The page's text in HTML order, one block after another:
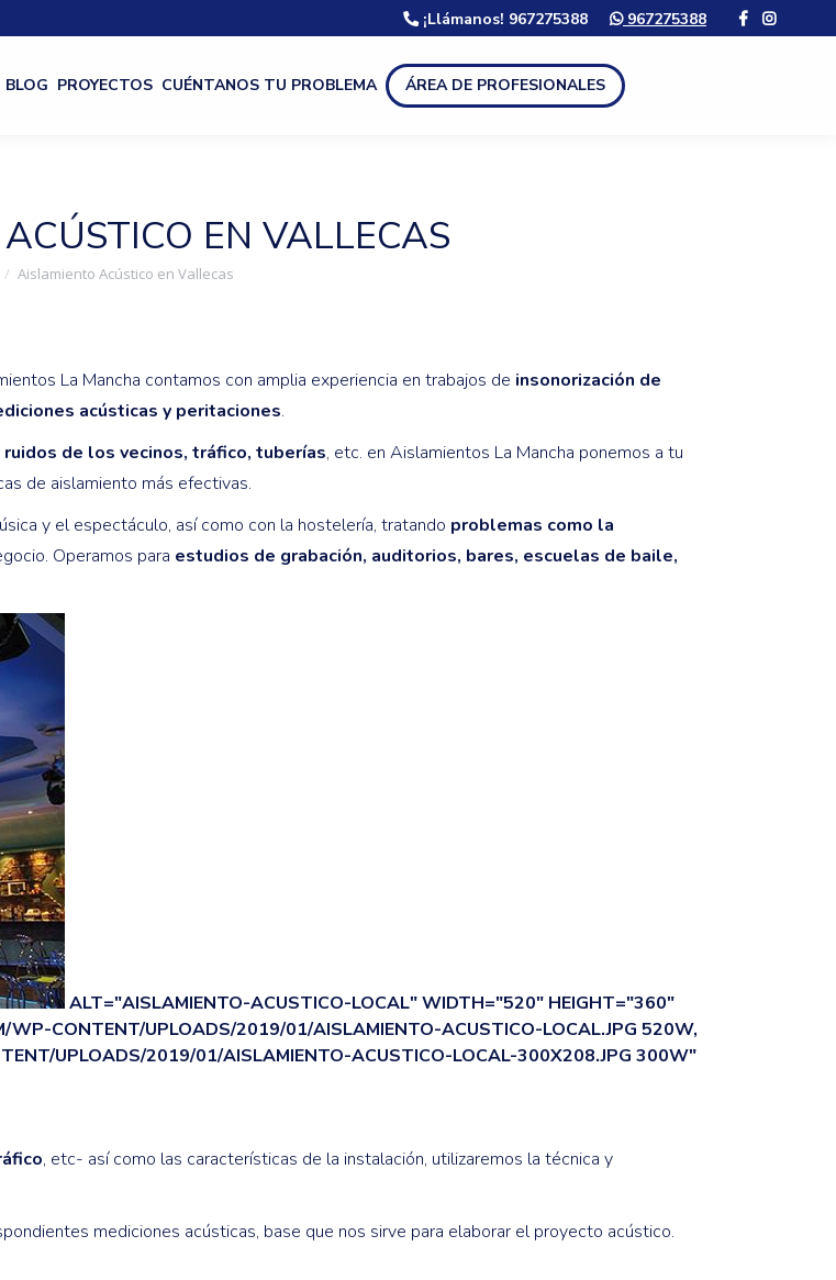
¡Llámanos! 967275388 967275388
BLOG PROYECTOS CUÉNTANOS TU PROBLEMA ÁREA DE PROFESIONALES
EN VALLECAS
aquí:
Aislamiento Acústico en Vallecas
La Mancha contamos con amplia experiencia en trabajos de insonorización de
acústicas y peritaciones.
de los vecinos, tráfico, tuberías, etc. en Aislamientos La Mancha ponemos a tu
de aislamiento más efectivas.
y el espectáculo, así como con la hostelería, tratando problemas como la
Operamos para estudios de grabación, auditorios, bares, escuelas de baile,
ALT="AISLAMIENTO-ACUSTICO-LOCAL" WIDTH="520" HEIGHT="360"
CONTENT/UPLOADS/2019/01/AISLAMIENTO-ACUSTICO-LOCAL.JPG 520W,
UPLOADS/2019/01/AISLAMIENTO-ACUSTICO-LOCAL-300X208.JPG 300W"
, etc- así como las características de la instalación, utilizaremos la técnica y
mediciones acústicas, base que nos sirve para elaborar el proyecto acústico.